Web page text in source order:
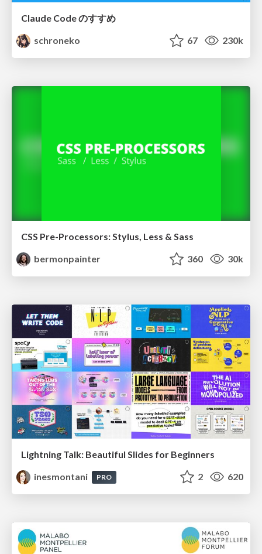
Claude Code のすすめ
schroneko
67 230k
CSS Pre-Processors: Stylus, Less & Sass
bermonpainter
360 30k
Lightning Talk: Beautiful Slides for Beginners
inesmontani
PRO 2 620